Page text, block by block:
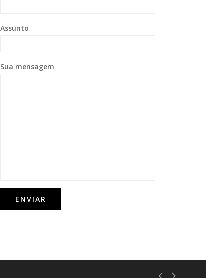
Assunto
Sua mensagem